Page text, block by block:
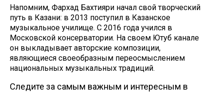
Напомним, Фархад Бахтияри начал свой творческий
путь в Казани: в 2013 поступил в Казанское
музыкальное училище. С 2016 года учился в
Московской консерватории. На своем Ютуб канале
он выкладывает авторские композиции,
являющиеся своеобразным переосмыслением
национальных музыкальных традиций.
Следите за самым важным и интересным в